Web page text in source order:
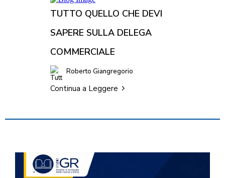
TUTTO QUELLO CHE DEVI
SAPERE SULLA DELEGA
COMMERCIALE
Roberto Giangregorio
Continua a Leggere